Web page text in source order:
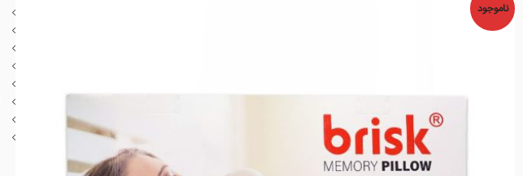
ناموجود